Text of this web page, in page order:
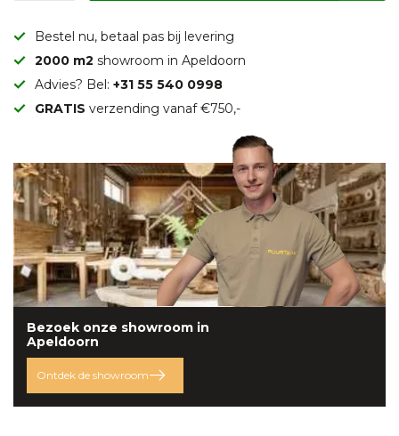
Bestel nu, betaal pas bij levering
2000 m2 showroom in Apeldoorn
Advies? Bel: +31 55 540 0998
GRATIS verzending vanaf €750,-
Bezoek onze showroom in
Apeldoorn
Ontdek de showroom